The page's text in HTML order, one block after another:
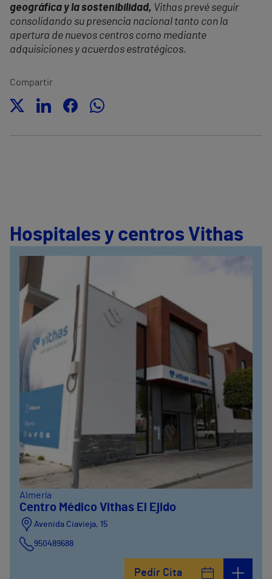
geográfica y la sostenibilidad, Vithas prevé seguir
consolidando su presencia nacional tanto con la
apertura de nuevos centros como mediante
adquisiciones y acuerdos estratégicos.
Compartir
Hospitales y centros Vithas
Almería
Centro Médico Vithas El Ejido
Avenida Ciavieja, 15
950489688
Pedir Cita